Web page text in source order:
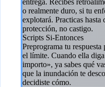
o realmente duro, si tu
explotará. Practicas
protección, no castigo.
Scripts Si-Entonces
Preprograma tu
el límite. Cuando ella
importo», ya sabes qué
que la inundación te
decidiste cómo.